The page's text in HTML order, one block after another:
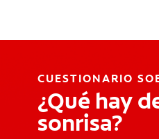
CUESTIONARIO
¿Qué hay
sonrisa?